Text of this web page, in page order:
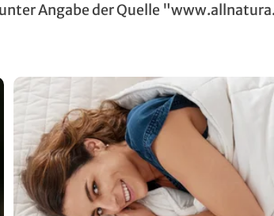
Angabe der Quelle